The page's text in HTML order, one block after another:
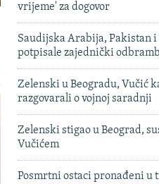
vrijeme' za dogovor
Saudijska Arabija, Pakistan
potpisale zajednički
Zelenski u Beogradu, Vučić
razgovarali o vojnoj saradnji
Zelenski stigao u Beograd,
Vučićem
Posmrtni ostaci pronađeni u